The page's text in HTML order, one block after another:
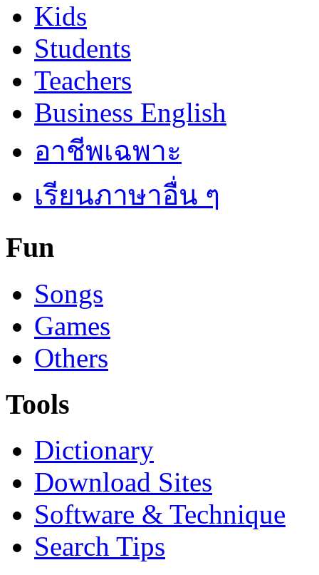
Kids
Students
Teachers
Business English
อาชีพเฉพาะ
เรียนภาษาอื่น ๆ
Fun
Songs
Games
Others
Tools
Dictionary
Download Sites
Software & Technique
Search Tips